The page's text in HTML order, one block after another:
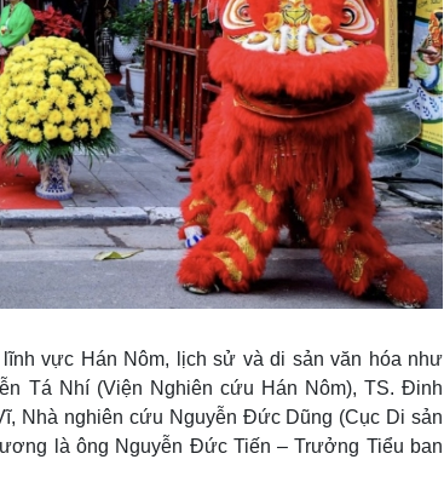
vực Hán Nôm, lịch sử và di sản văn hóa như
Tá Nhí (Viện Nghiên cứu Hán Nôm), TS. Đinh
Nhà nghiên cứu Nguyễn Đức Dũng (Cục Di sản
là ông Nguyễn Đức Tiến – Trưởng Tiểu ban